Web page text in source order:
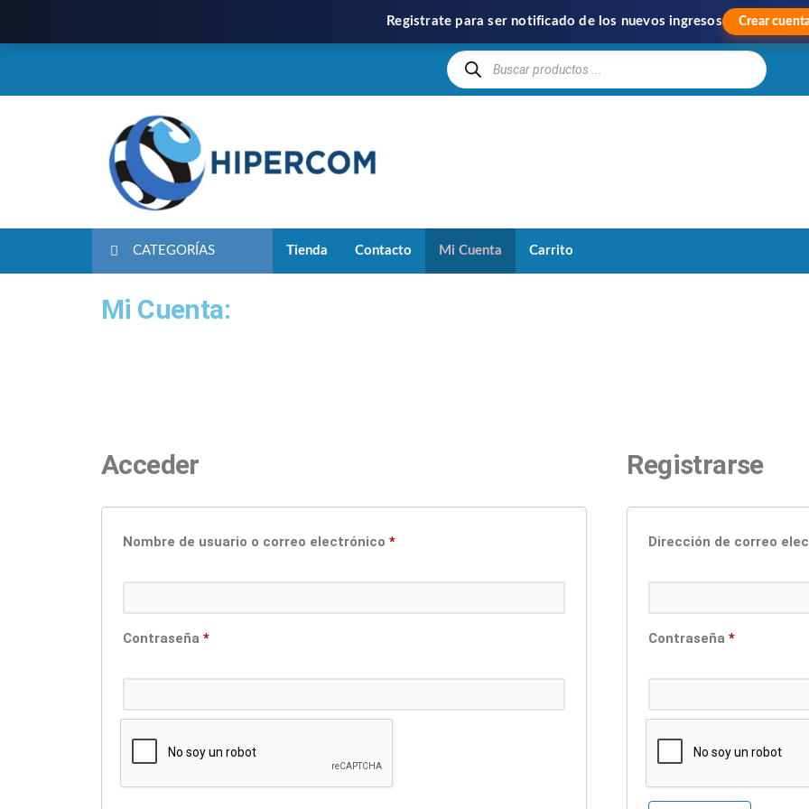
Registrate para ser notificado de los nuevos ingresos Crear
CATEGORÍAS Tienda Contacto Mi Cuenta Carrito
Mi Cuenta:
Acceder
Nombre de usuario o correo electrónico *
Contraseña *
Registrarse
Dirección de correo
Contraseña*